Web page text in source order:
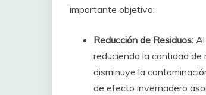
importante objetivo:
Reducción de Residuos:
reduciendo la cantidad
disminuye la
de efecto invernadero